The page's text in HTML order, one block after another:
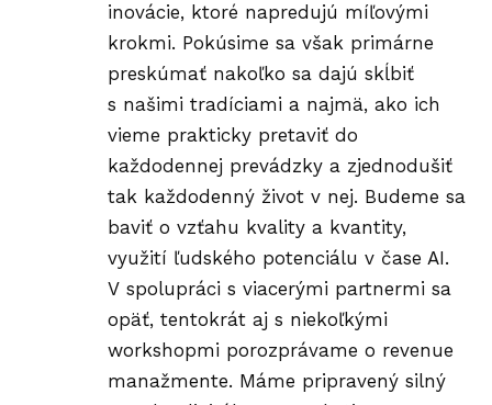
inovácie, ktoré napredujú míľovými
krokmi. Pokúsime sa však primárne
preskúmať nakoľko sa dajú skĺbiť
s našimi tradíciami a najmä, ako ich
vieme prakticky pretaviť do
každodennej prevádzky a zjednodušiť
tak každodenný život v nej. Budeme sa
baviť o vzťahu kvality a kvantity,
využití ľudského potenciálu v čase AI.
V spolupráci s viacerými partnermi sa
opäť, tentokrát aj s niekoľkými
workshopmi porozprávame o revenue
manažmente. Máme pripravený silný